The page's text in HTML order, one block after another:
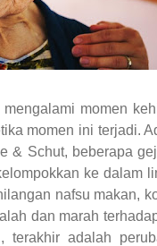
momen
momen ini terjadi.
& Schut, beberapa
ke dalam
nafsu makan,
dan marah
terakhir adalah